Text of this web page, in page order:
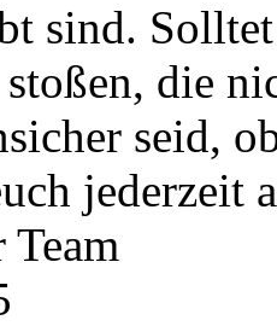
sind.
stoßen, die
seid,
jederzeit
Team